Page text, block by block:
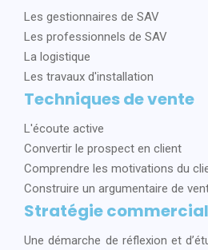
Les gestionnaires de SAV
Les professionnels de SAV
La logistique
Les travaux d'installation
Techniques de vente
L'écoute active
Convertir le prospect en client
Comprendre les motivations du
Construire un argumentaire de
Stratégie
Une démarche de réflexion et